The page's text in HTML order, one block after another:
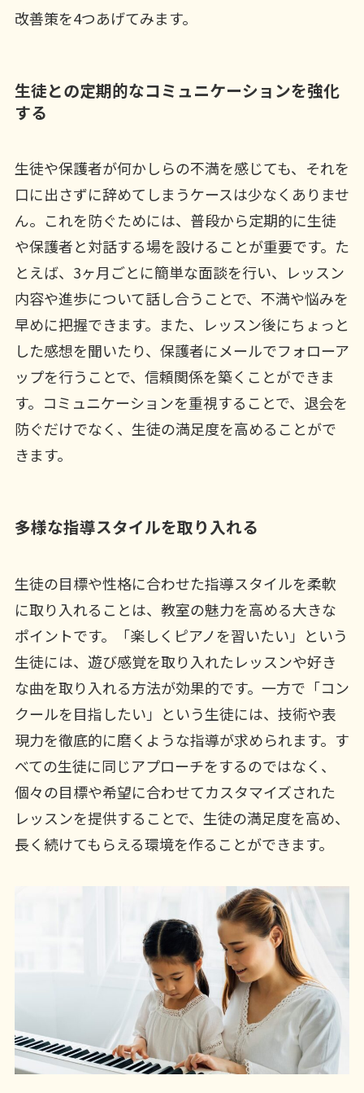
改善策を4つあげてみます。
生徒との定期的なコミュニケーションを強化
する
生徒や保護者が何かしらの不満を感じても、それを
口に出さずに辞めてしまうケースは少なくありませ
ん。これを防ぐためには、普段から定期的に生徒
や保護者と対話する場を設けることが重要です。た
とえば、3ヶ月ごとに簡単な面談を行い、レッスン
内容や進歩について話し合うことで、不満や悩みを
早めに把握できます。また、レッスン後にちょっと
した感想を聞いたり、保護者にメールでフォローア
ップを行うことで、信頼関係を築くことができま
す。コミュニケーションを重視することで、退会を
防ぐだけでなく、生徒の満足度を高めることがで
きます。
多様な指導スタイルを取り入れる
生徒の目標や性格に合わせた指導スタイルを柔軟
に取り入れることは、教室の魅力を高める大きな
ポイントです。「楽しくピアノを習いたい」という
生徒には、遊び感覚を取り入れたレッスンや好き
な曲を取り入れる方法が効果的です。一方で「コン
クールを目指したい」という生徒には、技術や表
現力を徹底的に磨くような指導が求められます。す
べての生徒に同じアプローチをするのではなく、
個々の目標や希望に合わせてカスタマイズされた
レッスンを提供することで、生徒の満足度を高め、
長く続けてもらえる環境を作ることができます。